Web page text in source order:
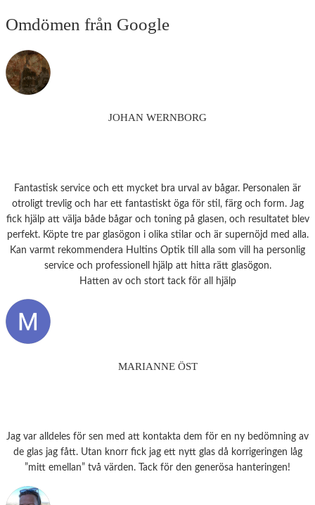
Omdömen från Google
JOHAN WERNBORG
Fantastisk service och ett mycket bra urval av bågar. Personalen är
otroligt trevlig och har ett fantastiskt öga för stil, färg och form. Jag
fick hjälp att välja både bågar och toning på glasen, och resultatet blev
perfekt. Köpte tre par glasögon i olika stilar och är supernöjd med alla.
Kan varmt rekommendera Hultins Optik till alla som vill ha personlig
service och professionell hjälp att hitta rätt glasögon.
Hatten av och stort tack för all hjälp
MARIANNE ÖST
Jag var alldeles för sen med att kontakta dem för en ny bedömning av
de glas jag fått. Utan knorr fick jag ett nytt glas då korrigeringen låg
”mitt emellan” två värden. Tack för den generösa hanteringen!